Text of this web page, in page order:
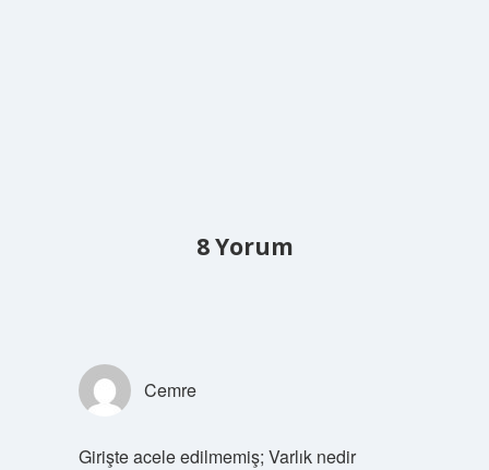
8 Yorum
Cemre
Girişte acele edilmemiş; Varlık nedir